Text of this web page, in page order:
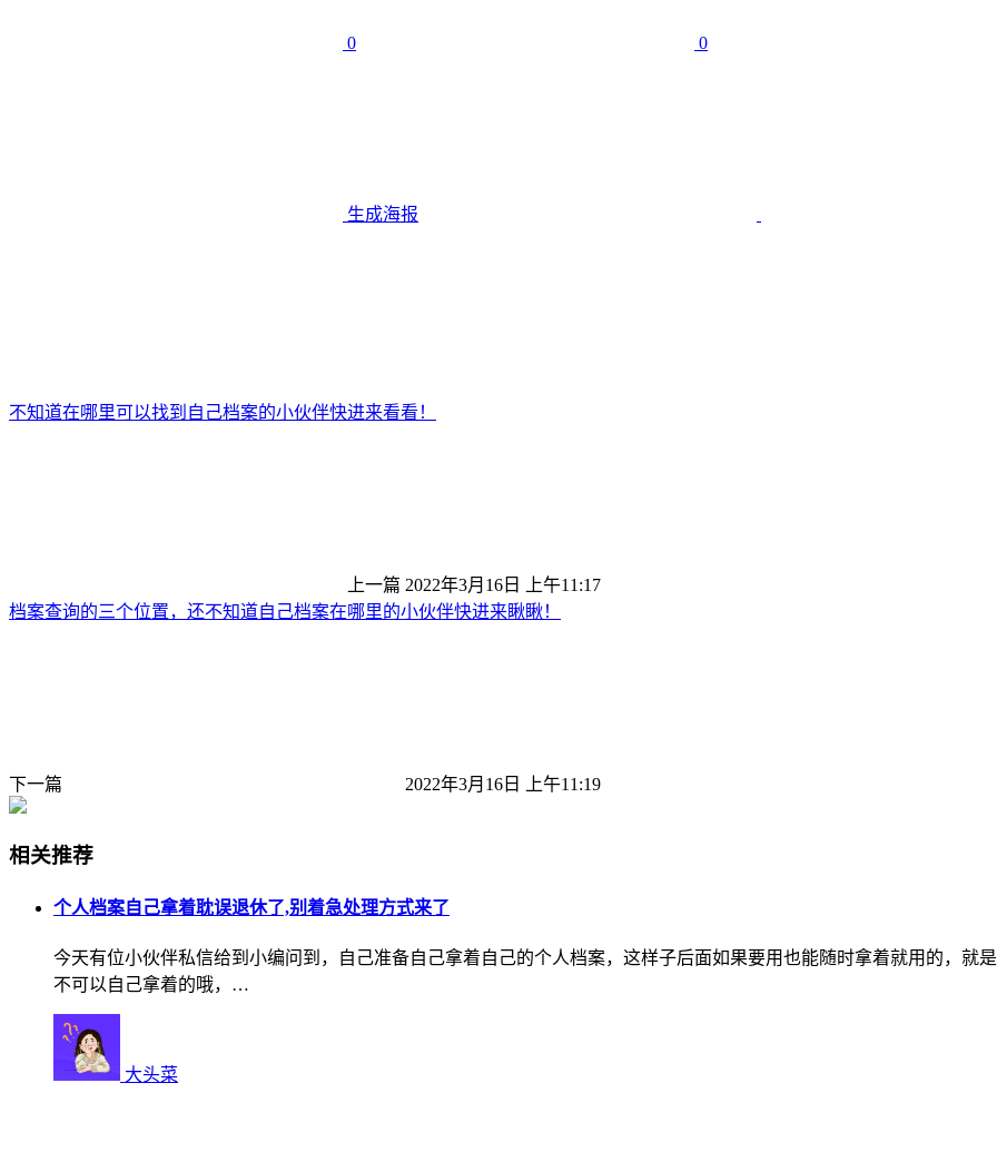
0 0
生成海报
不知道在哪里可以找到自己档案的小伙伴快进来看看！
上一篇 2022年3月16日 上午11:17
档案查询的三个位置，还不知道自己档案在哪里的小伙伴快进来瞅瞅！
下一篇 2022年3月16日 上午11:19
相关推荐
个人档案自己拿着耽误退休了,别着急处理方式来了
今天有位小伙伴私信给到小编问到，自己准备自己拿着自己的个人档案，这样子后面如果要用也能随时拿着就用的，就
不可以自己拿着的哦，…
大头菜